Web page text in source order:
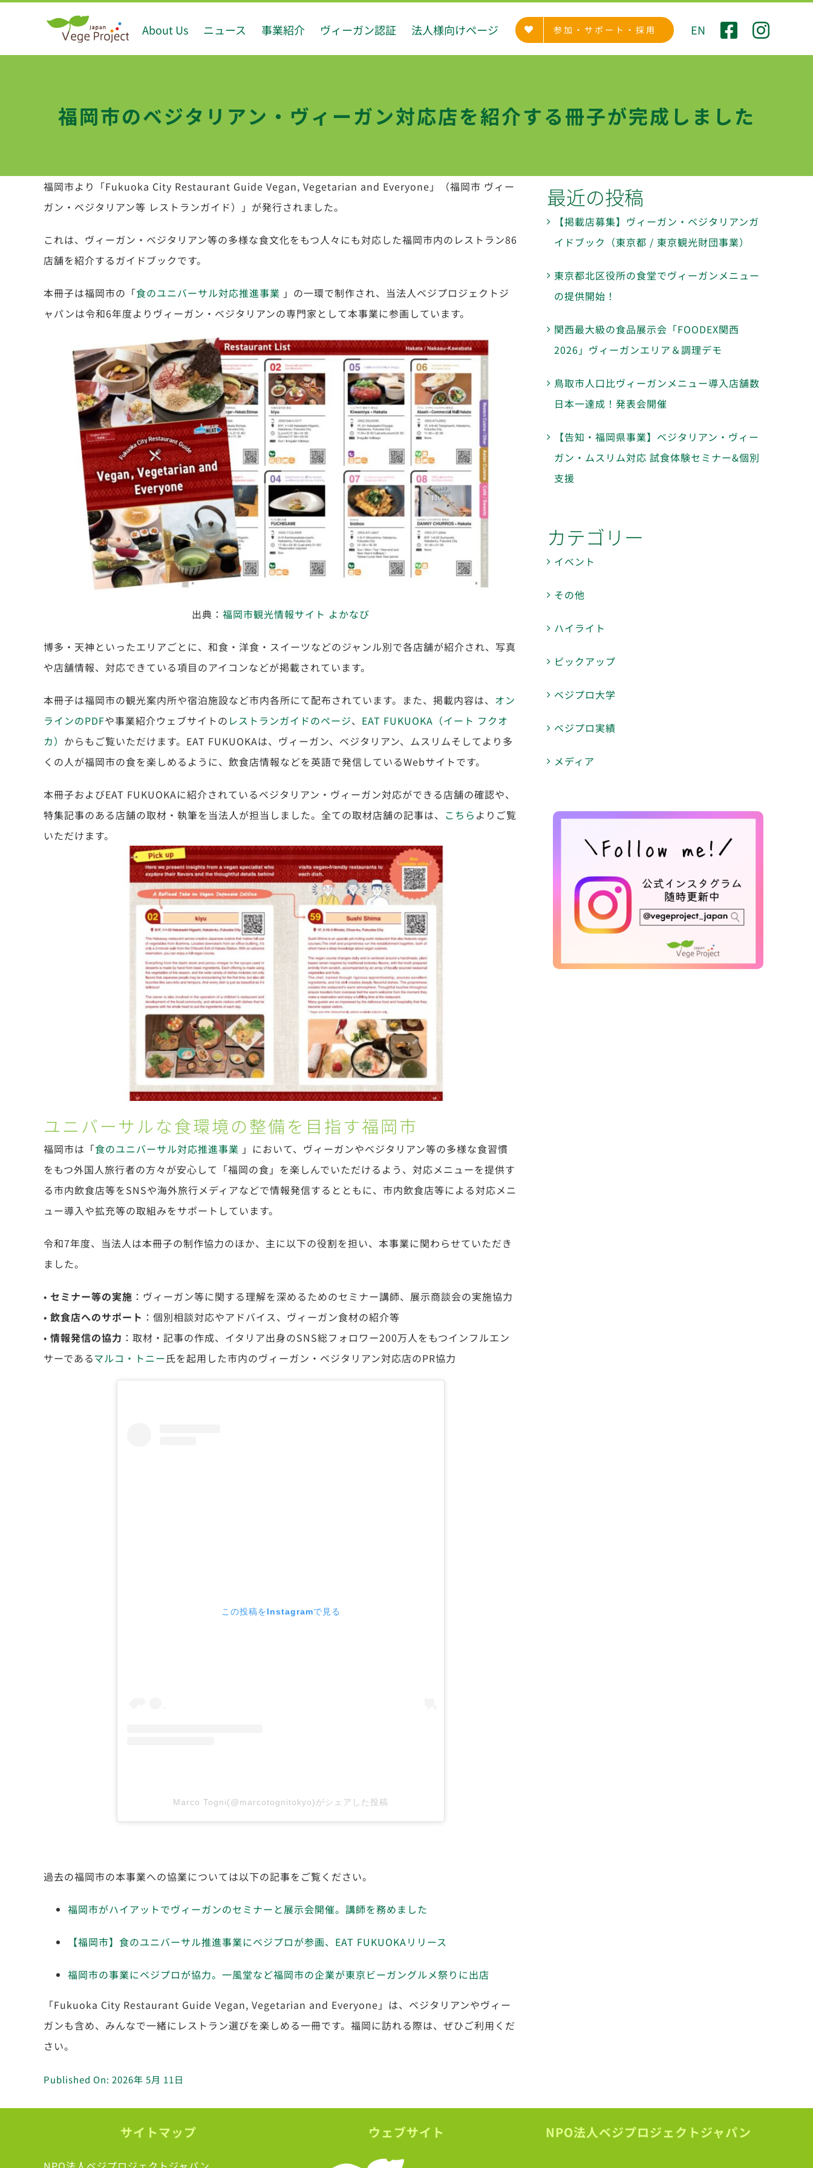
About Us ニュース 事業紹介 ヴィーガン認証 法人様向けページ 参加・サポート・採用 EN
福岡市のベジタリアン・ヴィーガン対応店を紹介する冊子が完成しました
福岡市より「Fukuoka City Restaurant Guide Vegan, Vegetarian and Everyone」（福岡市 ヴィー
ガン・ベジタリアン等 レストランガイド）」が発行されました。
これは、ヴィーガン・ベジタリアン等の多様な食文化をもつ人々にも対応した福岡市内のレストラン86
店舗を紹介するガイドブックです。
本冊子は福岡市の「食のユニバーサル対応推進事業 」の一環で制作され、当法人ベジプロジェクトジ
ャパンは令和6年度より ヴィーガン・ベジタリアンの専門家として本事業に参画しています。
出典： 福岡市観光情報サイト よかなび
博多・天神といったエリアごとに、和食・洋食・スイーツなどのジャンル別で各店舗が紹介され、写真
や店舗情報、対応できている項目のアイコンなどが掲載されています。
本冊子は福岡市の観光案内所や宿泊施設など市内各所にて配布されています。また、掲載内容は、 オン
ラインのPDFや事業紹介ウェブサイトの レストランガイドのページ、 EAT FUKUOKA（イート フクオ
カ） からもご覧いただけます。EAT FUKUOKAは、ヴィーガン、ベジタリアン、ムスリムそしてより多
くの人が福岡市の食を楽しめるように、飲食店情報などを英語で発信しているWebサイトです。
本冊子およびEAT FUKUOKAに紹介されているベジタリアン・ヴィーガン対応ができる店舗の確認や、
特集記事のある店舗の取材・執筆を当法人が担当しました。全ての取材店舗の記事は、 こちら よりご覧
いただけます。
ユニバーサルな食環境の整備を目指す福岡市
福岡市は 「食のユニバーサル対応推進事業 」において、ヴィーガンやベジタリアン等の多様な食習慣
をもつ外国人旅行者の方々が安心して「福岡の食」を楽しんでいただけるよう、対応メニューを提供す
る市内飲食店等をSNSや海外旅行メディアなどで情報発信するとともに、市内飲食店等による対応メニ
ュー導入や拡充等の取組みをサポートしています。
令和7年度、 当法人は本冊子の制作協力のほか、主に以下の役割を担い、本事業に関わらせていただき
ました。
• セミナー等の実施 ：ヴィーガン等に関する理解を深めるためのセミナー講師、展示商談会の実施協力
• 飲食店へのサポート ：個別相談対応やアドバイス、ヴィーガン食材の紹介等
• 情報発信の協力 ：取材・記事の作成、イタリア出身のSNS総フォロワー200万人をもつインフルエン
サーであるマルコ・トニー氏を起用した市内のヴィーガン・ベジタリアン対応店のPR協力
この投稿をInstagramで見る
Marco Togni(@marcotognitokyo)がシェアした投稿
過去の福岡市の本事業への協業については以下の記事をご覧ください。
福岡市がハイアットでヴィーガンのセミナーと展示会開催。講師を務めました
【福岡市】食のユニバーサル推進事業にベジプロが参画、EAT FUKUOKAリリース
福岡市の事業にベジプロが協力。一風堂など福岡市の企業が東京ビーガングルメ祭りに出店
「Fukuoka City Restaurant Guide Vegan, Vegetarian and Everyone」は、ベジタリアンやヴィー
ガンも含め、みんなで一緒にレストラン選びを楽しめる一冊です。福岡に訪れる際は、ぜひご利用くだ
さい。
Published On: 2026年 5月 11日
最近の投稿
【掲載店募集】ヴィーガン・ベジタリアンガ
イドブック（東京都 / 東京観光財団事業）
東京都北区役所の食堂でヴィーガンメニュー
の提供開始！
関西最大級の食品展示会「FOODEX関西
2026」ヴィーガンエリア＆調理デモ
鳥取市人口比ヴィーガンメニュー導入店舗数
日本一達成！発表会開催
【告知・福岡県事業】ベジタリアン・ヴィー
ガン・ムスリム対応 試食体験セミナー&個別
支援
カテゴリー
イベント
その他
ハイライト
ピックアップ
ベジプロ大学
ベジプロ実績
メディア
サイトマップ ウェブサイト NPO法人ベジプロジェクトジャパン